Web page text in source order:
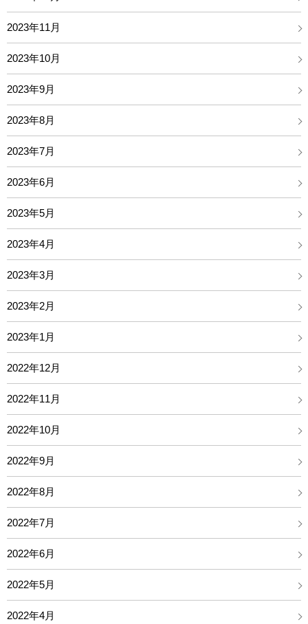
2023年11月
2023年10月
2023年9月
2023年8月
2023年7月
2023年6月
2023年5月
2023年4月
2023年3月
2023年2月
2023年1月
2022年12月
2022年11月
2022年10月
2022年9月
2022年8月
2022年7月
2022年6月
2022年5月
2022年4月